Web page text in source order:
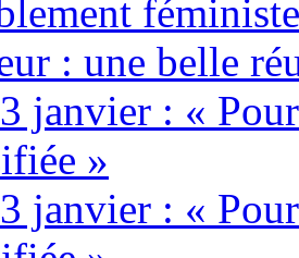
: une belle
janvier : «
»
janvier : «